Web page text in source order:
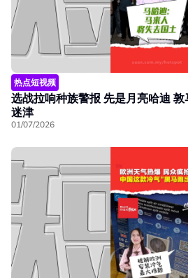
热点短视频
选战拉响种族警报 先是月亮哈迪
迷津
01/07/2026